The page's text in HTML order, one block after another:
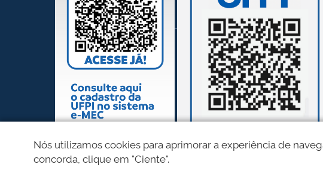
Nós utilizamos cookies para aprimorar a experiência de
concorda, clique em "Ciente".